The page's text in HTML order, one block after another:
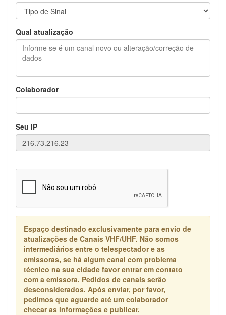
Qual atualização
Colaborador
Seu IP
Espaço destinado exclusivamente para envio de
atualizações de Canais VHF/UHF. Não somos
intermediários entre o telespectador e as
emissoras, se há algum canal com problema
técnico na sua cidade favor entrar em contato
com a emissora. Pedidos de canais serão
desconsiderados. Após enviar, por favor,
pedimos que aguarde até um colaborador
checar as informações e publicar.